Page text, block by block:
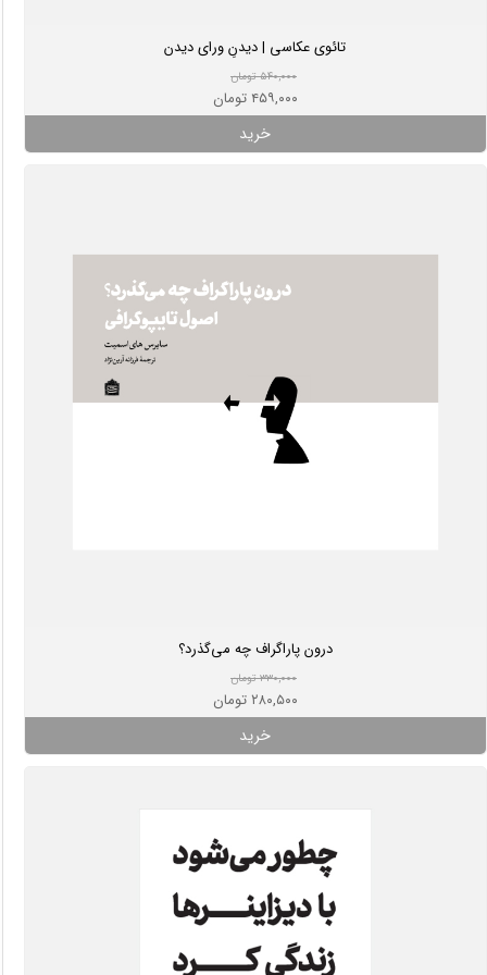
تائوی عکاسی | دیدنِ ورای دیدن
۵۴۰,۰۰۰ تومان
۴۵۹,۰۰۰ تومان
خرید
درون پاراگراف چه می‌گذرد؟
۳۳۰,۰۰۰ تومان
۲۸۰,۵۰۰ تومان
خرید